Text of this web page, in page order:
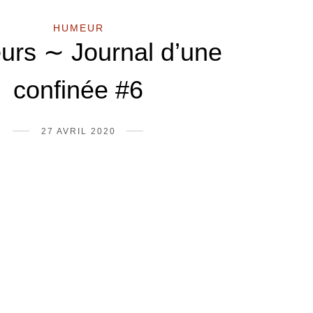
HUMEUR
∼ Journal d’une
confinée #6
27 AVRIL 2020